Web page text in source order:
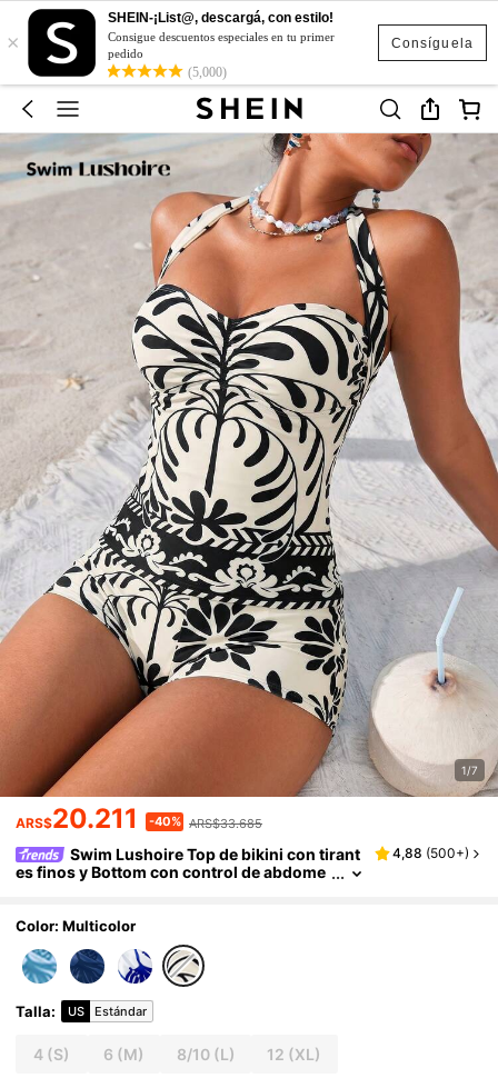
Consíguela
×
SHEIN-¡List@, descargá, con estilo!
Consigue descuentos especiales en tu primer
pedido
(5,000)
1/7
ARS$20.211 -40% ARS$33.685
Swim Lushoire Top de bikini con tirant
es finos y Bottom con control de abdome
avera/verano, playa, fiesta
4,88 (500+)
Color: Multicolor
Talla: US Estándar
4 (S) 6 (M) 8/10(L) 12 (XL)